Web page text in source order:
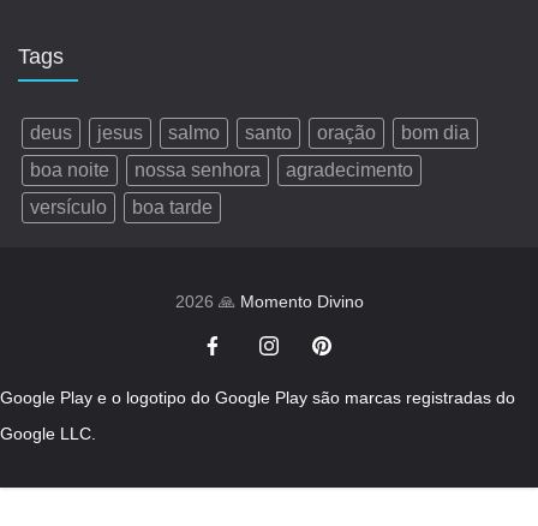
Tags
deus jesus salmo santo oração
bom dia
boa noite
nossa senhora
agradecimento
versículo
boa tarde
2026 🙏 Momento Divino
Google Play e o logotipo do Google Play são marcas registradas do
Google LLC.